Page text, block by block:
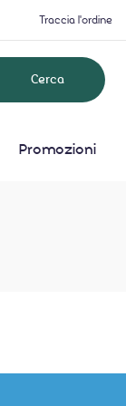
Traccia l'ordine
Promozioni